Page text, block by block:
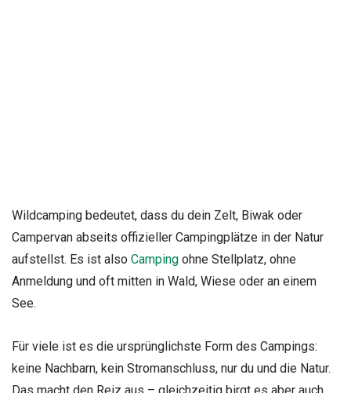
Wildcamping bedeutet, dass du dein Zelt, Biwak oder
Campervan abseits offizieller Campingplätze in der Natur
aufstellst. Es ist also Camping ohne Stellplatz, ohne
Anmeldung und oft mitten in Wald, Wiese oder an einem
See.
Für viele ist es die ursprünglichste Form des Campings:
keine Nachbarn, kein Stromanschluss, nur du und die Natur.